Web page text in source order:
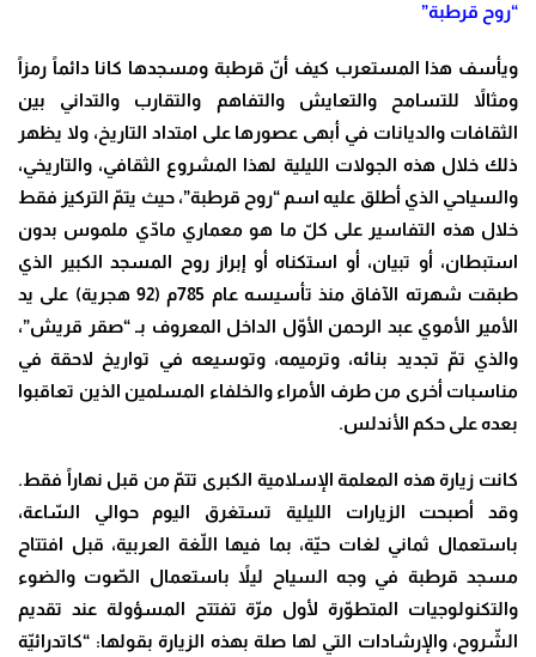
“روح قرطبة”
ويأسف هذا المستعرب كيف أنّ قرطبة ومسجدها كانا دائماً رمزاً
ومثالاً للتسامح والتعايش والتفاهم والتقارب والتداني بين
الثقافات والديانات في أبهى عصورها على امتداد التاريخ، ولا يظهر
ذلك خلال هذه الجولات الليلية لهذا المشروع الثقافي، والتاريخي،
والسياحي الذي أطلق عليه اسم “روح قرطبة”، حيث يتمّ التركيز فقط
خلال هذه التفاسير على كلّ ما هو معماري مادّي ملموس بدون
استبطان، أو تبيان، أو استكناه أو إبراز روح المسجد الكبير الذي
طبقت شهرته الآفاق منذ تأسيسه عام 785م (92 هجرية) على يد
الأمير الأموي عبد الرحمن الأوّل الداخل المعروف بـ “صقر قريش”،
والذي تمّ تجديد بنائه، وترميمه، وتوسيعه في تواريخ لاحقة في
مناسبات أخرى من طرف الأمراء والخلفاء المسلمين الذين تعاقبوا
بعده على حكم الأندلس.
كانت زيارة هذه المعلمة الإسلامية الكبرى تتمّ من قبل نهاراً فقط.
وقد أصبحت الزيارات الليلية تستغرق اليوم حوالي السّاعة،
باستعمال ثماني لغات حيّة، بما فيها اللّغة العربية، قبل افتتاح
مسجد قرطبة في وجه السياح ليلاً باستعمال الصّوت والضوء
والتكنولوجيات المتطوّرة لأول مرّة تفتتح المسؤولة عند تقديم
الشّروح، والإرشادات التي لها صلة بهذه الزيارة بقولها: “كاتدرائيّة